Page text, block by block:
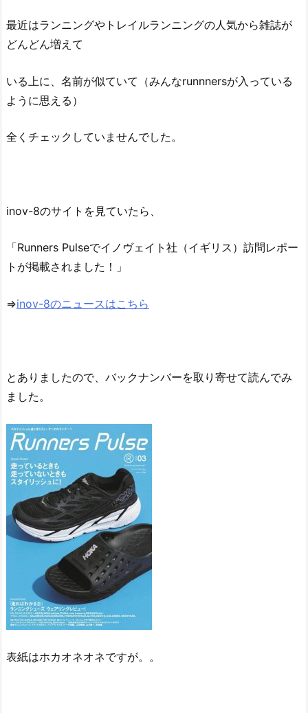
最近はランニングやトレイルランニングの人気から雑誌が
どんどん増えて
いる上に、名前が似ていて（みんなrunnnersが入っている
ように思える）
全くチェックしていませんでした。
inov-8のサイトを見ていたら、
「Runners Pulseでイノヴェイト社（イギリス）訪問レポー
トが掲載されました！」
⇒inov-8のニュースはこちら
とありましたので、バックナンバーを取り寄せて読んでみ
ました。
表紙はホカオネオネですが。。